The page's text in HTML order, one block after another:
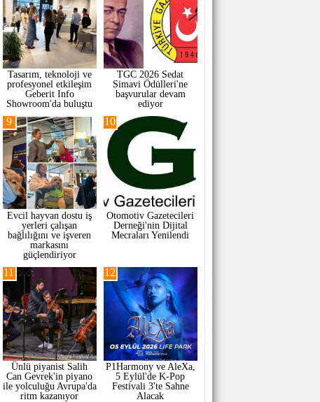
Tasarım, teknoloji ve
profesyonel etkileşim
Geberit Info
Showroom'da buluştu
TGC 2026 Sedat
Simavi Ödülleri'ne
başvurular devam
ediyor
Evcil hayvan dostu iş
yerleri çalışan
bağlılığını ve işveren
markasını
güçlendiriyor
9
Otomotiv Gazetecileri
Derneği'nin Dijital
Mecraları Yenilendi
10
Ünlü piyanist Salih
Can Gevrek'in piyano
ile yolculuğu Avrupa'da
ritm kazanıyor
11
P1Harmony ve AleXa,
5 Eylül'de K-Pop
Festivali 3'te Sahne
Alacak
12